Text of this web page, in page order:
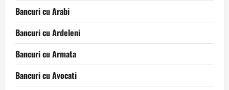
Bancuri cu Arabi
Bancuri cu Ardeleni
Bancuri cu Armata
Bancuri cu Avocati